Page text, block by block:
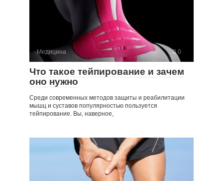
Медицина 0
Что такое тейпирование и зачем
оно нужно
Среди современных методов защиты и реабилитации
мышц и суставов популярностью пользуется
тейпирование. Вы, наверное,